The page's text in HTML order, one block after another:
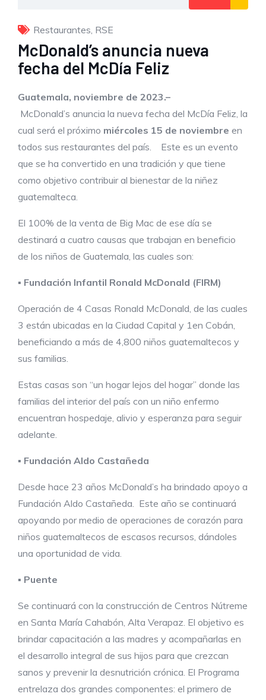
Restaurantes RSE
McDonald’s anuncia nueva
fecha del McDía Feliz
Guatemala, noviembre de 2023.–
McDonald’s anuncia la nueva fecha del McDía Feliz, la
cual será el próximo miércoles 15 de noviembre en
todos sus restaurantes del país. Este es un evento
que se ha convertido en una tradición y que tiene
como objetivo contribuir al bienestar de la niñez
guatemalteca.
El 100% de la venta de Big Mac de ese día se
destinará a cuatro causas que trabajan en beneficio
de los niños de Guatemala, las cuales son:
▪ Fundación Infantil Ronald McDonald (FIRM)
Operación de 4 Casas Ronald McDonald, de las cuales
3 están ubicadas en la Ciudad Capital y 1en Cobán,
beneficiando a más de 4,800 niños guatemaltecos y
sus familias.
Estas casas son “un hogar lejos del hogar” donde las
familias del interior del país con un niño enfermo
encuentran hospedaje, alivio y esperanza para seguir
adelante.
▪ Fundación Aldo Castañeda
Desde hace 23 años McDonald’s ha brindado apoyo a
Fundación Aldo Castañeda. Este año se continuará
apoyando por medio de operaciones de corazón para
niños guatemaltecos de escasos recursos, dándoles
una oportunidad de vida.
▪ Puente
Se continuará con la construcción de Centros Nútreme
en Santa María Cahabón, Alta Verapaz. El objetivo es
brindar capacitación a las madres y acompañarlas en
el desarrollo integral de sus hijos para que crezcan
sanos y prevenir la desnutrición crónica. El Programa
entrelaza dos grandes componentes: el primero de